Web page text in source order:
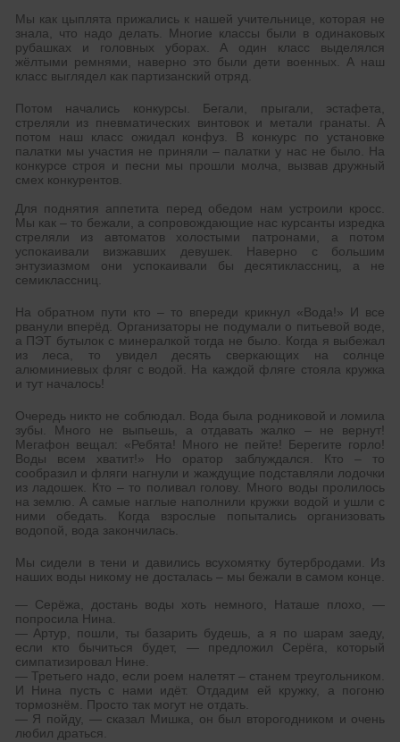
Мы как цыплята прижались к нашей учительнице, которая не
знала, что надо делать. Многие классы были в одинаковых
рубашках и головных уборах. А один класс выделялся
жёлтыми ремнями, наверно это были дети военных. А наш
класс выглядел как партизанский отряд.
Потом начались конкурсы. Бегали, прыгали, эстафета,
стреляли из пневматических винтовок и метали гранаты. А
потом наш класс ожидал конфуз. В конкурс по установке
палатки мы участия не приняли – палатки у нас не было. На
конкурсе строя и песни мы прошли молча, вызвав дружный
смех конкурентов.
Для поднятия аппетита перед обедом нам устроили кросс.
Мы как – то бежали, а сопровождающие нас курсанты изредка
стреляли из автоматов холостыми патронами, а потом
успокаивали визжавших девушек. Наверно с большим
энтузиазмом они успокаивали бы десятиклассниц, а не
семиклассниц.
На обратном пути кто – то впереди крикнул «Вода!» И все
рванули вперёд. Организаторы не подумали о питьевой воде,
а ПЭТ бутылок с минералкой тогда не было. Когда я выбежал
из леса, то увидел десять сверкающих на солнце
алюминиевых фляг с водой. На каждой фляге стояла кружка
и тут началось!
Очередь никто не соблюдал. Вода была родниковой и ломила
зубы. Много не выпьешь, а отдавать жалко – не вернут!
Мегафон вещал: «Ребята! Много не пейте! Берегите горло!
Воды всем хватит!» Но оратор заблуждался. Кто – то
сообразил и фляги нагнули и жаждущие подставляли лодочки
из ладошек. Кто – то поливал голову. Много воды пролилось
на землю. А самые наглые наполнили кружки водой и ушли с
ними обедать. Когда взрослые попытались организовать
водопой, вода закончилась.
Мы сидели в тени и давились всухомятку бутербродами. Из
наших воды никому не досталась – мы бежали в самом конце.
— Серёжа, достань воды хоть немного, Наташе плохо, —
попросила Нина.
— Артур, пошли, ты базарить будешь, а я по шарам заеду,
если кто бычиться будет, — предложил Серёга, который
симпатизировал Нине.
— Третьего надо, если роем налетят – станем треугольником.
И Нина пусть с нами идёт. Отдадим ей кружку, а погоню
тормознём. Просто так могут не отдать.
— Я пойду, — сказал Мишка, он был второгодником и очень
любил драться.